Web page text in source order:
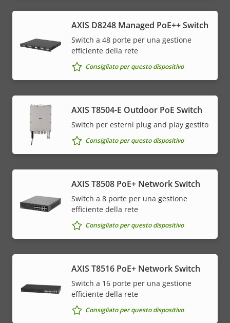
AXIS D8248 Managed PoE++ Switch
Switch a 48 porte per una gestione
efficiente della rete
Consigliato per questo dispositivo
AXIS T8504-E Outdoor PoE Switch
Switch per esterni plug and play gestito
Consigliato per questo dispositivo
AXIS T8508 PoE+ Network Switch
Switch a 8 porte per una gestione
efficiente della rete
Consigliato per questo dispositivo
AXIS T8516 PoE+ Network Switch
Switch a 16 porte per una gestione
efficiente della rete
Consigliato per questo dispositivo